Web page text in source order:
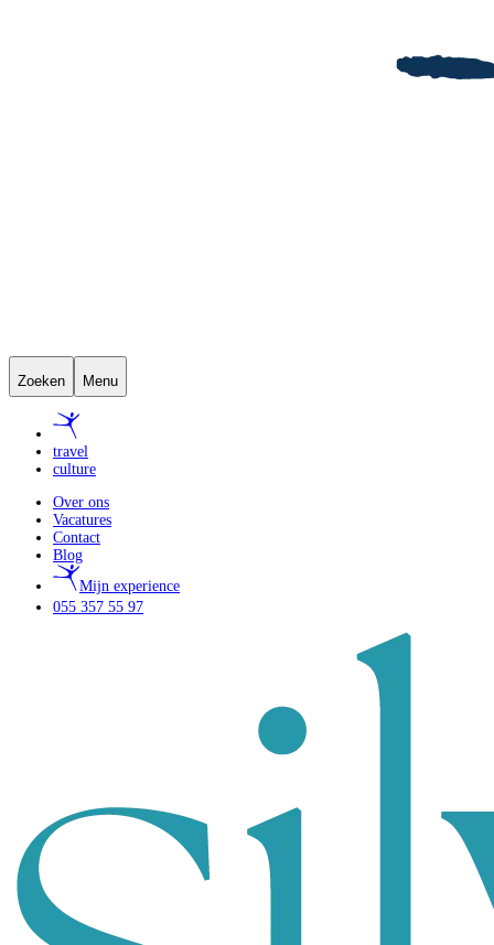
Zoeken Menu
travel
culture
Over ons
Vacatures
Contact
Blog
Mijn experience
055 357 55 97